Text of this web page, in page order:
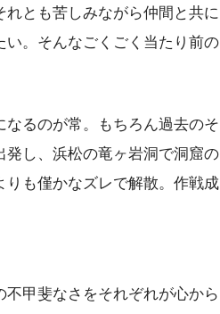
とも苦しみながら仲間と共に
。そんなごくごく当たり前の
るのが常。もちろん過去のそ
し、浜松の竜ヶ岩洞で洞窟の
も僅かなズレで解散。作戦成
甲斐なさをそれぞれが心から